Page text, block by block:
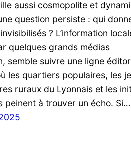
aussi cosmopolite et
question persiste : qui
? L’information
quelques grands médias
semble suivre une ligne
les quartiers populaires, les
ruraux du Lyonnais et les
peinent à trouver un écho. Si…